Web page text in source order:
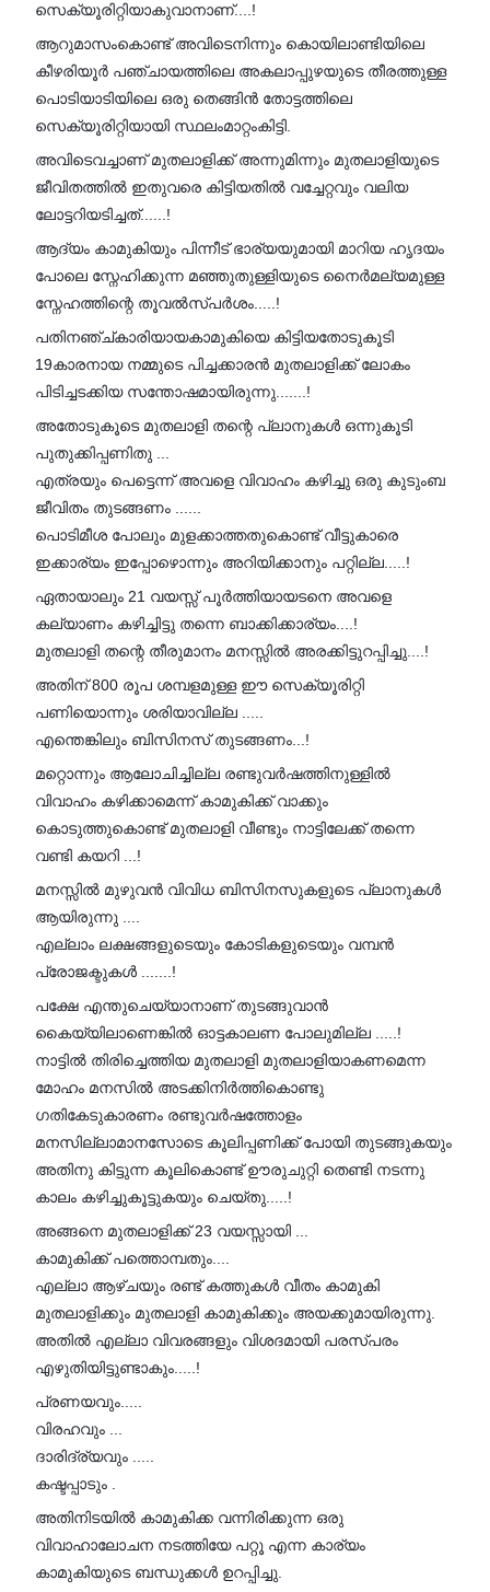
സെക്യൂരിറ്റിയാകുവാനാണ്....!
ആറുമാസംകൊണ്ട് അവിടെനിന്നും കൊയിലാണ്ടിയിലെ
കീഴരിയൂർ പഞ്ചായത്തിലെ അകലാപ്പുഴയുടെ തീരത്തുള്ള
പൊടിയാടിയിലെ ഒരു തെങ്ങിൻ തോട്ടത്തിലെ
സെക്യൂരിറ്റിയായി സ്ഥലംമാറ്റംകിട്ടി.
അവിടെവച്ചാണ് മുതലാളിക്ക് അന്നുമിന്നും മുതലാളിയുടെ
ജീവിതത്തിൽ ഇതുവരെ കിട്ടിയതിൽ വച്ചേറ്റവും വലിയ
ലോട്ടറിയടിച്ചത്......!
ആദ്യം കാമുകിയും പിന്നീട് ഭാര്യയുമായി മാറിയ ഹൃദയം
പോലെ സ്നേഹിക്കുന്ന മഞ്ഞുതുള്ളിയുടെ നൈർമല്യമുള്ള
സ്നേഹത്തിന്റെ തൂവൽസ്പർശം.....!
പതിനഞ്ച്കാരിയായകാമുകിയെ കിട്ടിയതോടുകൂടി
19കാരനായ നമ്മുടെ പിച്ചക്കാരൻ മുതലാളിക്ക് ലോകം
പിടിച്ചടക്കിയ സന്തോഷമായിരുന്നു.......!
അതോടുകൂടെ മുതലാളി തന്റെ പ്ലാനുകൾ ഒന്നുകൂടി
പുതുക്കിപ്പണിതു ...
എത്രയും പെട്ടെന്ന് അവളെ വിവാഹം കഴിച്ചു ഒരു കുടുംബ
ജീവിതം തുടങ്ങണം ......
പൊടിമീശ പോലും മുളക്കാത്തതുകൊണ്ട് വീട്ടുകാരെ
ഇക്കാര്യം ഇപ്പോഴൊന്നും അറിയിക്കാനും പറ്റില്ല.....!
ഏതായാലും 21 വയസ്സ് പൂർത്തിയായടനെ അവളെ
കല്യാണം കഴിച്ചിട്ടു തന്നെ ബാക്കിക്കാര്യം....!
മുതലാളി തന്റെ തീരുമാനം മനസ്സിൽ അരക്കിട്ടുറപ്പിച്ചു....!
അതിന് 800 രൂപ ശമ്പളമുള്ള ഈ സെക്യൂരിറ്റി
പണിയൊന്നും ശരിയാവില്ല .....
എന്തെങ്കിലും ബിസിനസ് തുടങ്ങണം...!
മറ്റൊന്നും ആലോചിച്ചില്ല രണ്ടുവർഷത്തിനുള്ളിൽ
വിവാഹം കഴിക്കാമെന്ന് കാമുകിക്ക് വാക്കും
കൊടുത്തുകൊണ്ട് മുതലാളി വീണ്ടും നാട്ടിലേക്ക് തന്നെ
വണ്ടി കയറി ...!
മനസ്സിൽ മുഴുവൻ വിവിധ ബിസിനസുകളുടെ പ്ലാനുകൾ
ആയിരുന്നു ....
എല്ലാം ലക്ഷങ്ങളുടെയും കോടികളുടെയും വമ്പൻ
പ്രോജക്ടുകൾ .......!
പക്ഷേ എന്തുചെയ്യാനാണ് തുടങ്ങുവാൻ
കൈയ്യിലാണെങ്കിൽ ഓട്ടകാലണ പോലുമില്ല .....!
നാട്ടിൽ തിരിച്ചെത്തിയ മുതലാളി മുതലാളിയാകണമെന്ന
മോഹം മനസിൽ അടക്കിനിർത്തികൊണ്ടു
ഗതികേടുകാരണം രണ്ടുവർഷത്തോളം
മനസില്ലാമാനസോടെ കൂലിപ്പണിക്ക് പോയി തുടങ്ങുകയും
അതിനു കിട്ടുന്ന കൂലികൊണ്ട് ഊരുചുറ്റി തെണ്ടി നടന്നു
കാലം കഴിച്ചുകൂട്ടുകയും ചെയ്തു.....!
അങ്ങനെ മുതലാളിക്ക് 23 വയസ്സായി ...
കാമുകിക്ക് പത്തൊമ്പതും....
എല്ലാ ആഴ്ചയും രണ്ട് കത്തുകൾ വീതം കാമുകി
മുതലാളിക്കും മുതലാളി കാമുകിക്കും അയക്കുമായിരുന്നു.
അതിൽ എല്ലാ വിവരങ്ങളും വിശദമായി പരസ്പരം
എഴുതിയിട്ടുണ്ടാകും.....!
പ്രണയവും.....
വിരഹവും ...
ദാരിദ്ര്യവും .....
കഷ്ടപ്പാടും .
അതിനിടയിൽ കാമുകിക്ക വന്നിരിക്കുന്ന ഒരു
വിവാഹാലോചന നടത്തിയേ പറ്റൂ എന്ന കാര്യം
കാമുകിയുടെ ബന്ധുക്കൾ ഉറപ്പിച്ചു.